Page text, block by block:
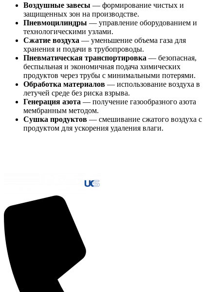
Воздушные завесы — формирование чистых и
защищенных зон на производстве.
Пневмоцилиндры — управление оборудованием и
технологическими узлами.
Сжатие воздуха — уменьшение объема газа для
хранения и подачи в трубопроводы.
Пневматическая транспортировка — безопасная,
беспыльная и экономичная подача химических
продуктов через трубы с минимальными потерями.
Обработка материалов — использование воздуха в
летучей среде без риска взрыва.
Генерация азота — получение газообразного азота
мембранным методом.
Сушка продуктов — смешивание сжатого воздуха с
продуктом для ускорения удаления влаги.